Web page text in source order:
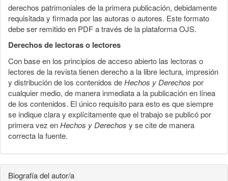
derechos patrimoniales de la primera publicación, debidamente
requisitada y firmada por las autoras o autores. Este formato
debe ser remitido en PDF a través de la plataforma OJS.
Derechos de lectoras o lectores
Con base en los principios de acceso abierto las lectoras o
lectores de la revista tienen derecho a la libre lectura, impresión
y distribución de los contenidos deHechos y Derechos por
cualquier medio, de manera inmediata a la publicación en línea
de los contenidos. El único requisito para esto es que siempre
se indique clara y explícitamente que el trabajo se publicó por
primera vez enHechos y Derechos y se cite de manera
correcta la fuente.
Biografía del autor/a